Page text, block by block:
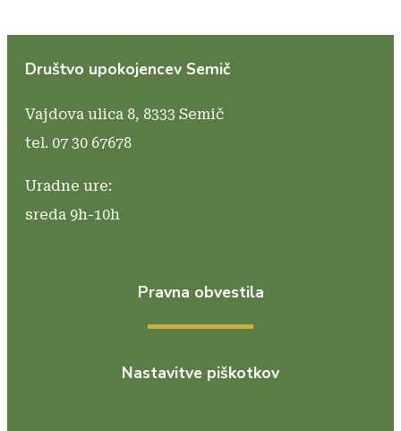
Društvo upokojencev Semič
Vajdova ulica 8, 8333 Semič
tel. 07 30 67678
Uradne ure:
sreda 9h-10h
Pravna obvestila
Nastavitve piškotkov